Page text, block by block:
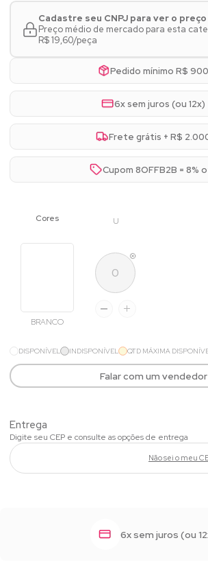
Cadastre seu CNPJ para ver o
Preço médio de mercado para esta
R$ 19,60/peça
Pedido mínimo R$ 900
6x sem juros (ou 12x)
Frete grátis + R$
Cupom 8OFFB2B = 8%
U
BRANCO
DISPONÍVEL INDISPONÍVEL QTD MÁXIMA
Falar com um vendedor
Não sei o meu
6x sem juros (ou